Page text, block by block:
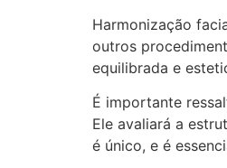
Harmonização
outros
equilibrada e
É importante
Ele avaliará a
é único, e é